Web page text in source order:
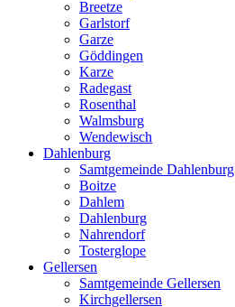
Breetze
Garlstorf
Garze
Göddingen
Karze
Radegast
Rosenthal
Walmsburg
Wendewisch
Dahlenburg
Samtgemeinde Dahlenburg
Boitze
Dahlem
Dahlenburg
Nahrendorf
Tosterglope
Gellersen
Samtgemeinde Gellersen
Kirchgellersen